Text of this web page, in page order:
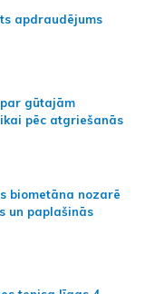
apdraudējums
gūtajām
pēc atgriešanās
biometāna nozarē
un paplašinās